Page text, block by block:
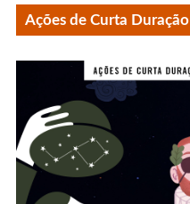
Ações de Curta Duração